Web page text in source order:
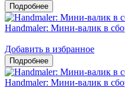
Handmaler: Мини-валик в
Добавить в избранное
Handmaler: Мини-валик в